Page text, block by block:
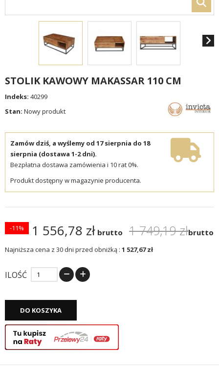
STOLIK KAWOWY MAKASSAR 110 CM
Indeks: 40299
Stan: Nowy produkt
Zamów dziś, a wyślemy od 17 sierpnia do 18
sierpnia (dostawa 1-2 dni).
Bezpłatna dostawa zamówienia i 10 rat 0%.
Produkt dostępny w magazynie producenta.
1 556,78 zł brutto 1 749,19 złbrutto
-11%
Najniższa cena z 30 dni przed obniżką : 1 527,67 zł
ILOŚĆ
DO KOSZYKA